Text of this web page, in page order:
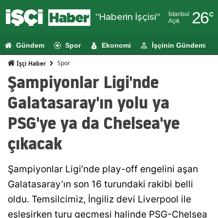
"Haberin İşçisi"
İstanbul
Açık
26°
Adıyaman
Ankara
Artvin
Aydın
Balıkesir
Gündem Spor Ekonomi İşçinin Gündemi
İşçi Haber Spor
Şampiyonlar Ligi'nde
Galatasaray'ın yolu ya
PSG'ye ya da Chelsea'ye
çıkacak
Şampiyonlar Ligi’nde play-off engelini aşan
Galatasaray’ın son 16 turundaki rakibi belli
oldu. Temsilcimiz, İngiliz devi Liverpool ile
eşleşirken turu geçmesi halinde PSG-Chelsea